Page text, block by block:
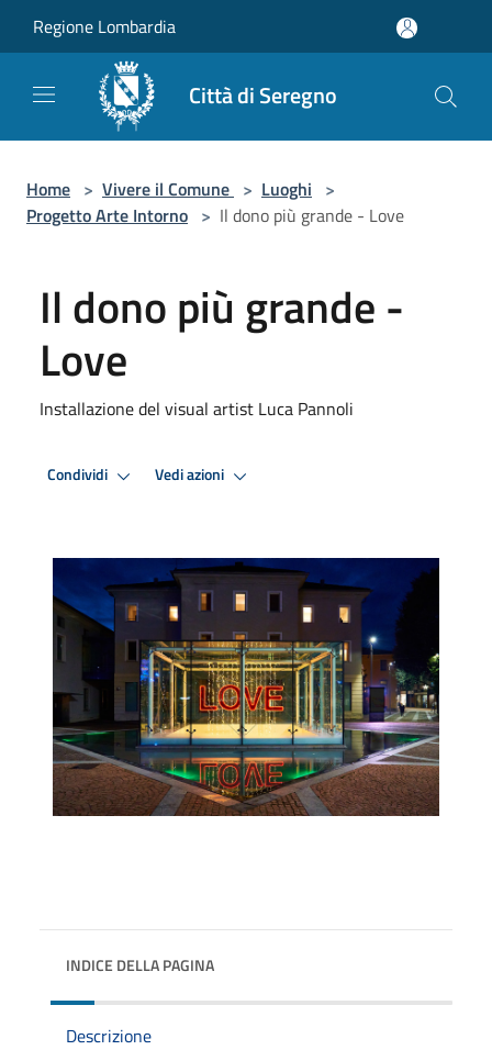
Regione Lombardia
Città di Seregno
Home > Vivere il Comune > Luoghi >
Progetto Arte Intorno > Il dono più grande - Love
Il dono più grande -
Love
Installazione del visual artist Luca Pannoli
Condividi Vedi azioni
INDICE DELLA PAGINA
Descrizione